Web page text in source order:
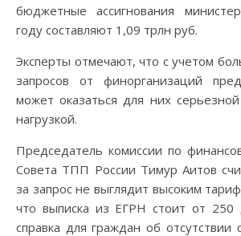
бюджетные ассигнования
году составляют 1,09 трлн руб.
Эксперты отмечают, что с учетом
запросов от финорганизаций
может оказаться для них
нагрузкой.
Председатель комиссии по
Совета ТПП России Тимур Аитов
за запрос не выглядит высоким
что выписка из ЕГРН стоит от
справка для граждан об